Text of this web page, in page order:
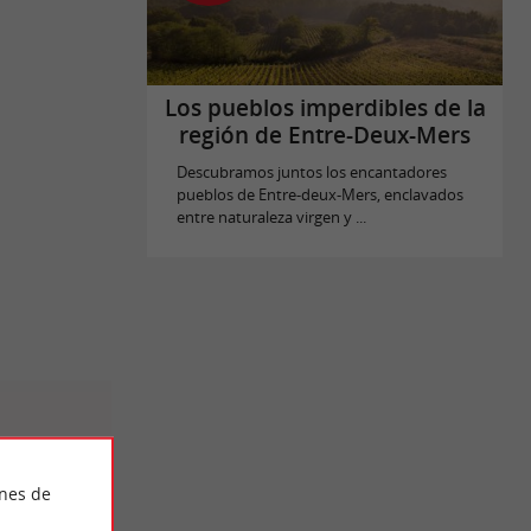
Los pueblos imperdibles de la
región de Entre-Deux-Mers
Descubramos juntos los encantadores
pueblos de Entre-deux-Mers, enclavados
entre naturaleza virgen y ...
de